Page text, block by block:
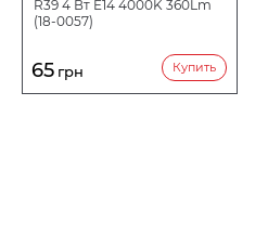
R39 4 Вт E14 4000K 360Lm
(18-0057)
65 грн Купить